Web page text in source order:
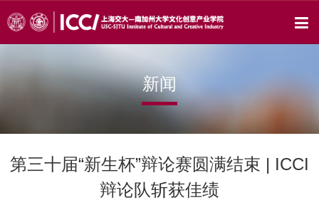
新闻
第三十届“新生杯”辩论赛圆满结束 | ICCI
辩论队斩获佳绩